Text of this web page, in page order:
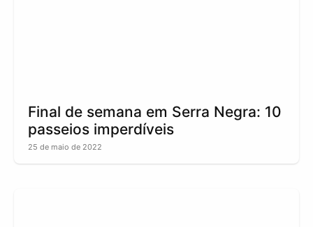
Final de semana em Serra Negra: 10
passeios imperdíveis
25 de maio de 2022